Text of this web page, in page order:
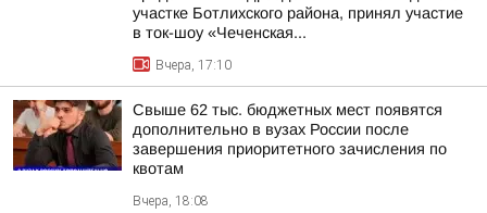
участке Ботлихского района, принял участие
в ток-шоу «Чеченская...
Вчера, 17:10
Свыше 62 тыс. бюджетных мест появятся
дополнительно в вузах России после
завершения приоритетного зачисления по
квотам
Вчера, 18:08